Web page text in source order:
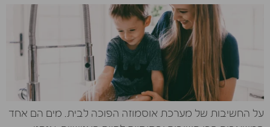
על החשיבות של מערכת אוסמוזה הפוכה לבית. מים הם אחד